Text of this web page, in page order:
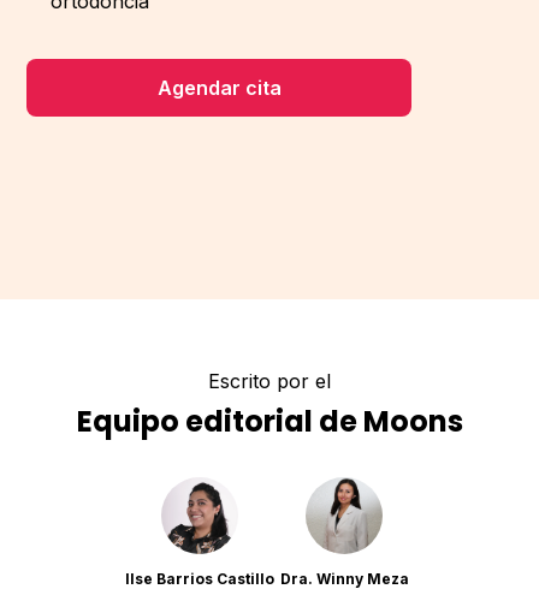
Agendar cita
Escrito por el
Equipo editorial de Moons
Ilse Barrios Castillo Dra. Winny Meza